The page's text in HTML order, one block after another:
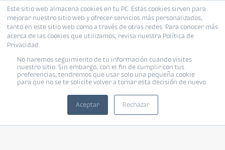
Este sitio web almacena cookies en tu PC. Estas cookies sirven para
mejorar nuestro sitio web y ofrecer servicios más personalizados,
tanto en este sitio web como a través de otras redes. Para conocer más
acerca de las cookies que utilizamos, revisa nuestra Política de
Privacidad.
No haremos seguimiento de tu información cuando visites
nuestro sitio. Sin embargo, con el fin de cumplir con tus
preferencias, tendremos que usar solo una pequeña cookie
para que no se te solicite volver a tomar esta decisión de nuevo.
Aceptar Rechazar